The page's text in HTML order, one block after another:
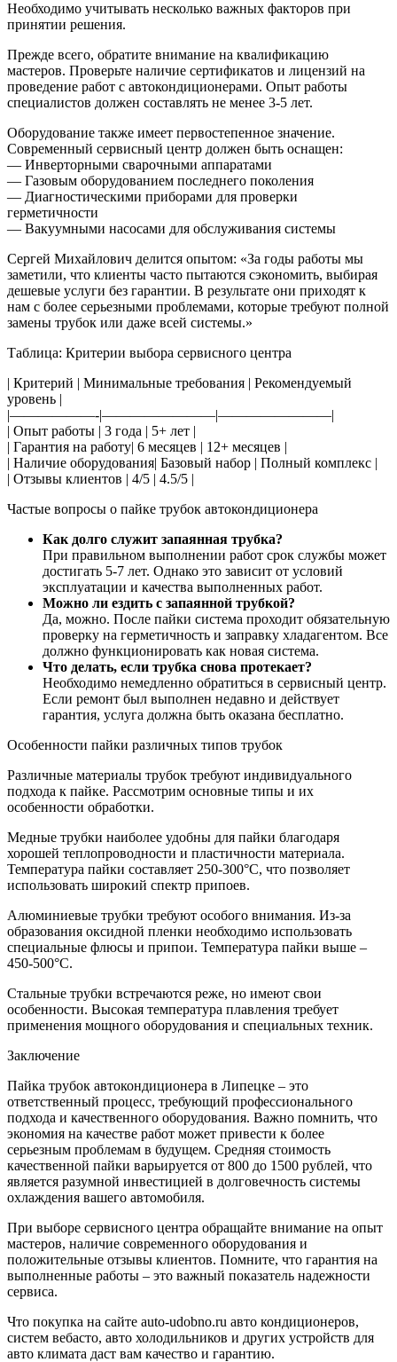
Необходимо учитывать несколько важных факторов при
принятии решения.
Прежде всего, обратите внимание на квалификацию
мастеров. Проверьте наличие сертификатов и лицензий на
проведение работ с автокондиционерами. Опыт работы
специалистов должен составлять не менее 3-5 лет.
Оборудование также имеет первостепенное значение.
Современный сервисный центр должен быть оснащен:
— Инверторными сварочными аппаратами
— Газовым оборудованием последнего поколения
— Диагностическими приборами для проверки
герметичности
— Вакуумными насосами для обслуживания системы
Сергей Михайлович делится опытом: «За годы работы мы
заметили, что клиенты часто пытаются сэкономить, выбирая
дешевые услуги без гарантии. В результате они приходят к
нам с более серьезными проблемами, которые требуют полной
замены трубок или даже всей системы.»
Таблица: Критерии выбора сервисного центра
| Критерий | Минимальные требования | Рекомендуемый
уровень |
|——————-|————————|————————|
| Опыт работы | 3 года | 5+ лет |
| Гарантия на работу| 6 месяцев | 12+ месяцев |
| Наличие оборудования| Базовый набор | Полный комплекс |
| Отзывы клиентов | 4/5 | 4.5/5 |
Частые вопросы о пайке трубок автокондиционера
Как долго служит запаянная трубка?
При правильном выполнении работ срок службы может
достигать 5-7 лет. Однако это зависит от условий
эксплуатации и качества выполненных работ.
Можно ли ездить с запаянной трубкой?
Да, можно. После пайки система проходит обязательную
проверку на герметичность и заправку хладагентом. Все
должно функционировать как новая система.
Что делать, если трубка снова протекает?
Необходимо немедленно обратиться в сервисный центр.
Если ремонт был выполнен недавно и действует
гарантия, услуга должна быть оказана бесплатно.
Особенности пайки различных типов трубок
Различные материалы трубок требуют индивидуального
подхода к пайке. Рассмотрим основные типы и их
особенности обработки.
Медные трубки наиболее удобны для пайки благодаря
хорошей теплопроводности и пластичности материала.
Температура пайки составляет 250-300°C, что позволяет
использовать широкий спектр припоев.
Алюминиевые трубки требуют особого внимания. Из-за
образования оксидной пленки необходимо использовать
специальные флюсы и припои. Температура пайки выше –
450-500°C.
Стальные трубки встречаются реже, но имеют свои
особенности. Высокая температура плавления требует
применения мощного оборудования и специальных техник.
Заключение
Пайка трубок автокондиционера в Липецке – это
ответственный процесс, требующий профессионального
подхода и качественного оборудования. Важно помнить, что
экономия на качестве работ может привести к более
серьезным проблемам в будущем. Средняя стоимость
качественной пайки варьируется от 800 до 1500 рублей, что
является разумной инвестицией в долговечность системы
охлаждения вашего автомобиля.
При выборе сервисного центра обращайте внимание на опыт
мастеров, наличие современного оборудования и
положительные отзывы клиентов. Помните, что гарантия на
выполненные работы – это важный показатель надежности
сервиса.
Что покупка на сайте auto-udobno.ru авто кондиционеров,
систем вебасто, авто холодильников и других устройств для
авто климата даст вам качество и гарантию.